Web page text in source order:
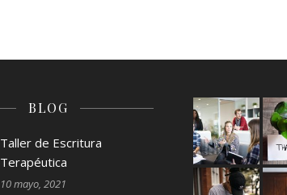
BLOG
Taller de Escritura
Terapéutica
10 mayo, 2021